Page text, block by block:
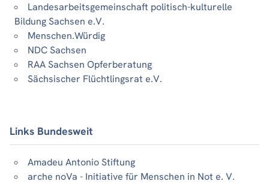
Landesarbeitsgemeinschaft politisch-kulturelle
Bildung Sachsen e.V.
Menschen.Würdig
NDC Sachsen
RAA Sachsen Opferberatung
Sächsischer Flüchtlingsrat e.V.
Links Bundesweit
Amadeu Antonio Stiftung
arche noVa - Initiative für Menschen in Not e. V.